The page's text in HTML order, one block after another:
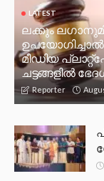
LATEST
ലക്കും
മീഡിയ
ചട്ടങ്ങളില്‍
Reporter